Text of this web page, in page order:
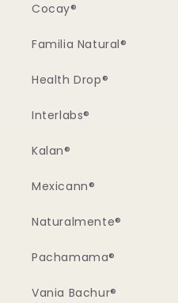
Cocay®
Familia Natural®
Health Drop®
Interlabs®
Kalan®
Mexicann®
Naturalmente®
Pachamama®
Vania Bachur®